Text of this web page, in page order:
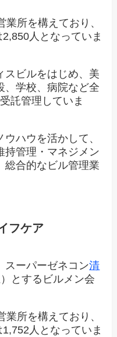
所を構えており、
人となっていま
スビルをはじめ、美
、学校、病院など全
託管理していま
ハウを活かして、
持管理・マネジメン
総合的なビル管理業
フケア
スーパーゼネコン清
とするビルメン会
所を構えており、
人となっていま